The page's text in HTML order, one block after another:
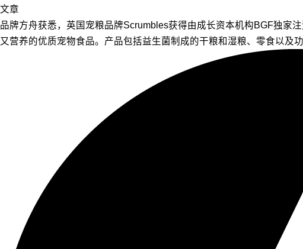
文章
品牌方舟获悉，英国宠粮品牌Scrumbles获得由成长资本机构BGF独家
又营养的优质宠物食品。产品包括益生菌制成的干粮和湿粮、零食以及